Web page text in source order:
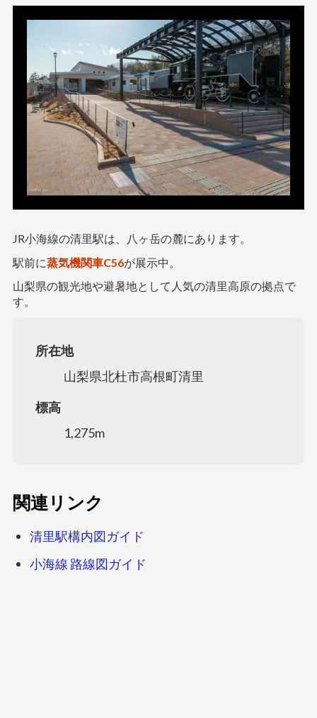
JR小海線の清里駅は、八ヶ岳の麓にあります。
駅前に蒸気機関車C56が展示中。
山梨県の観光地や避暑地として人気の清里高原の拠点で
す。
所在地
山梨県北杜市高根町清里
標高
1,275m
関連リンク
清里駅構内図ガイド
小海線 路線図ガイド